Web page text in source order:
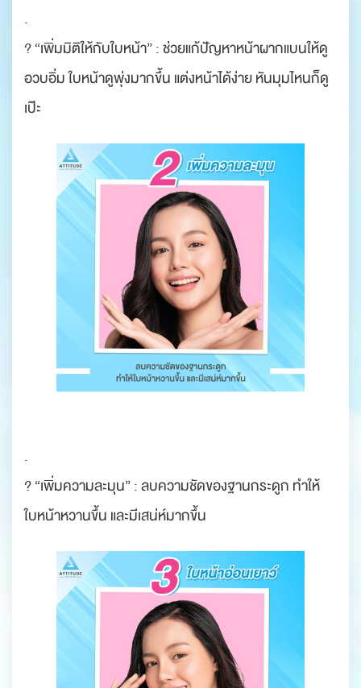
.
? “เพิ่มมิติให้กับใบหน้า” : ช่วยแก้ปัญหาหน้าผากแบนให้ดู
อวบอิ่ม ใบหน้าดูพุ่งมากขึ้น แต่งหน้าได้ง่าย หันมุมไหนก็ดู
เป๊ะ
.
? “เพิ่มความละมุน” : ลบความชัดของฐานกระดูก ทำให้
ใบหน้าหวานขึ้น และมีเสน่ห์มากขึ้น